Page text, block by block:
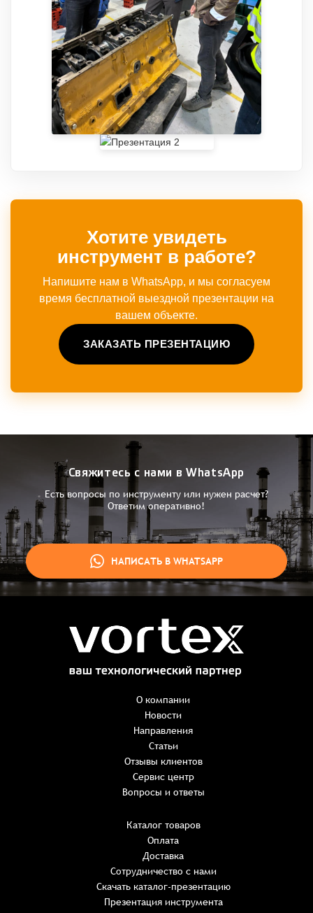
обязательное поле
Заказать презентацию
Не менее шести символов
Заказ успешно оформлен
Спасибо, что выбрали нас! Менеджер свяжется с Вами в
Восстановление пароля
Хотите увидеть
инструмент в работе?
Напишите нам в WhatsApp, и мы согласуем
время бесплатной выездной презентации на
вашем объекте.
ЗАКАЗАТЬ ПРЕЗЕНТАЦИЮ
Свяжитесь с нами в WhatsApp
Есть вопросы по инструменту или нужен расчет?
Ответим оперативно!
НАПИСАТЬ В WHATSAPP
О компании
Новости
Направления
Статьи
Отзывы клиентов
Сервис центр
Вопросы и ответы
Каталог товаров
Оплата
Доставка
Сотрудничество с нами
Скачать каталог-презентацию
Презентация инструмента